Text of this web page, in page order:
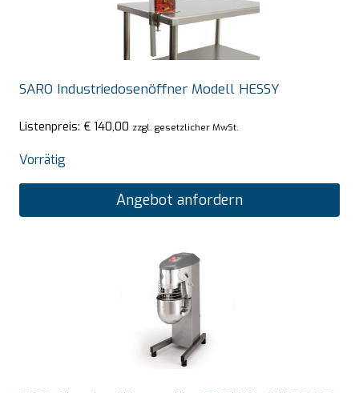
SARO Industriedosenöffner Modell HESSY
Listenpreis: € 140,00 zzgl. gesetzlicher MwSt.
Vorrätig
Angebot anfordern